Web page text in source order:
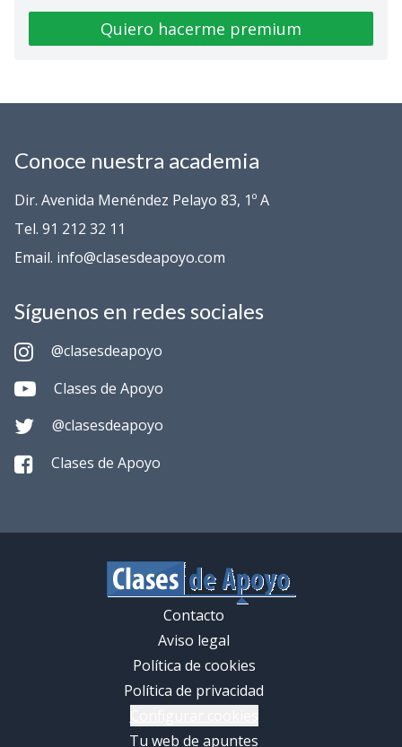
Quiero hacerme premium
Conoce nuestra academia
Dir. Avenida Menéndez Pelayo 83, 1º A
Tel. 91 212 32 11
Email. info@clasesdeapoyo.com
Síguenos en redes sociales
@clasesdeapoyo
Clases de Apoyo
@clasesdeapoyo
Clases de Apoyo
Contacto
Aviso legal
Política de cookies
Política de privacidad
Tu web de apuntes